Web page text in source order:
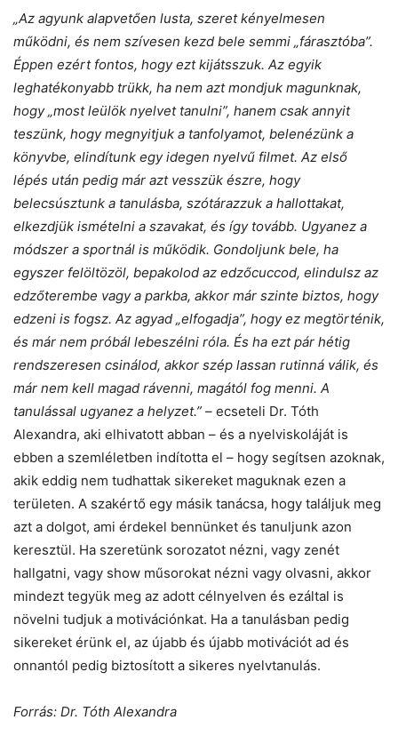
„Az agyunk alapvetően lusta, szeret kényelmesen
működni, és nem szívesen kezd bele semmi „fárasztóba”.
Éppen ezért fontos, hogy ezt kijátsszuk. Az egyik
leghatékonyabb trükk, ha nem azt mondjuk magunknak,
hogy „most leülök nyelvet tanulni”, hanem csak annyit
teszünk, hogy megnyitjuk a tanfolyamot, belenézünk a
könyvbe, elindítunk egy idegen nyelvű filmet. Az első
lépés után pedig már azt vesszük észre, hogy
belecsúsztunk a tanulásba, szótárazzuk a hallottakat,
elkezdjük ismételni a szavakat, és így tovább. Ugyanez a
módszer a sportnál is működik. Gondoljunk bele, ha
egyszer felöltözöl, bepakolod az edzőcuccod, elindulsz az
edzőterembe vagy a parkba, akkor már szinte biztos, hogy
edzeni is fogsz. Az agyad „elfogadja”, hogy ez megtörténik,
és már nem próbál lebeszélni róla. És ha ezt pár hétig
rendszeresen csinálod, akkor szép lassan rutinná válik, és
már nem kell magad rávenni, magától fog menni. A
tanulással ugyanez a helyzet.” – ecseteli Dr. Tóth
Alexandra, aki elhivatott abban – és a nyelviskoláját is
ebben a szemléletben indította el – hogy segítsen azoknak,
akik eddig nem tudhattak sikereket maguknak ezen a
területen. A szakértő egy másik tanácsa, hogy találjuk meg
azt a dolgot, ami érdekel bennünket és tanuljunk azon
keresztül. Ha szeretünk sorozatot nézni, vagy zenét
hallgatni, vagy show műsorokat nézni vagy olvasni, akkor
mindezt tegyük meg az adott célnyelven és ezáltal is
növelni tudjuk a motivációnkat. Ha a tanulásban pedig
sikereket érünk el, az újabb és újabb motivációt ad és
onnantól pedig biztosított a sikeres nyelvtanulás.
Forrás: Dr. Tóth Alexandra